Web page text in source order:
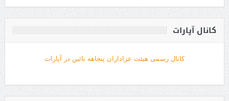
کانال آپارات
کانال رسمی هیئت عزاداران پنجاهه نائین در آپارات